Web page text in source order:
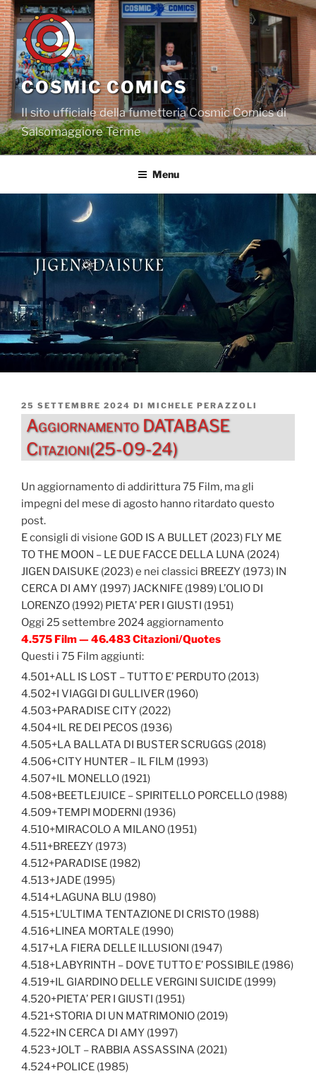
Salta
al
contenuto
COSMIC COMICS
Il sito ufficiale della fumetteria Cosmic Comics di
Salsomaggiore Terme
Menu
PUBBLICATO
IL
25 SETTEMBRE 2024 DI MICHELE PERAZZOLI
Aggiornamento DATABASE
Citazioni(25-09-24)
Un aggiornamento di addirittura 75 Film, ma gli
impegni del mese di agosto hanno ritardato questo
post.
E consigli di visione GOD IS A BULLET (2023) FLY ME
TO THE MOON – LE DUE FACCE DELLA LUNA (2024)
JIGEN DAISUKE (2023) e nei classici BREEZY (1973) IN
CERCA DI AMY (1997) JACKNIFE (1989) L’OLIO DI
LORENZO (1992) PIETA’ PER I GIUSTI (1951)
Oggi 25 settembre 2024 aggiornamento
4.575 Film — 46.483 Citazioni/Quotes
Questi i 75 Film aggiunti:
4.501+ALL IS LOST – TUTTO E’ PERDUTO (2013)
4.502+I VIAGGI DI GULLIVER (1960)
4.503+PARADISE CITY (2022)
4.504+IL RE DEI PECOS (1936)
4.505+LA BALLATA DI BUSTER SCRUGGS (2018)
4.506+CITY HUNTER – IL FILM (1993)
4.507+IL MONELLO (1921)
4.508+BEETLEJUICE – SPIRITELLO PORCELLO (1988)
4.509+TEMPI MODERNI (1936)
4.510+MIRACOLO A MILANO (1951)
4.511+BREEZY (1973)
4.512+PARADISE (1982)
4.513+JADE (1995)
4.514+LAGUNA BLU (1980)
4.515+L’ULTIMA TENTAZIONE DI CRISTO (1988)
4.516+LINEA MORTALE (1990)
4.517+LA FIERA DELLE ILLUSIONI (1947)
4.518+LABYRINTH – DOVE TUTTO E’ POSSIBILE (1986)
4.519+IL GIARDINO DELLE VERGINI SUICIDE (1999)
4.520+PIETA’ PER I GIUSTI (1951)
4.521+STORIA DI UN MATRIMONIO (2019)
4.522+IN CERCA DI AMY (1997)
4.523+JOLT – RABBIA ASSASSINA (2021)
4.524+POLICE (1985)